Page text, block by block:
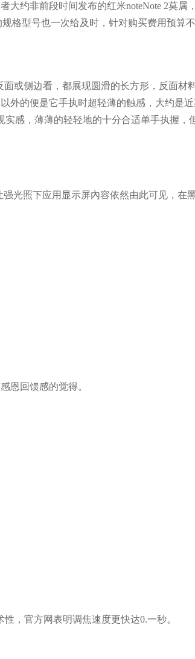
约非前段时间发布的红米noteNote 2莫属
格型号也一次给及时，针对购买费用预算
或侧边看，都展现圆滑的长方形，反面材
外的便是它手执时超轻薄的触感，大约是
感，薄薄的轻轻地的十分合适单手执握，
光照下应用显示屏內容依然由此可见，在
恩回馈感的觉得。
，官方网表明调焦速度更快达0.一秒。